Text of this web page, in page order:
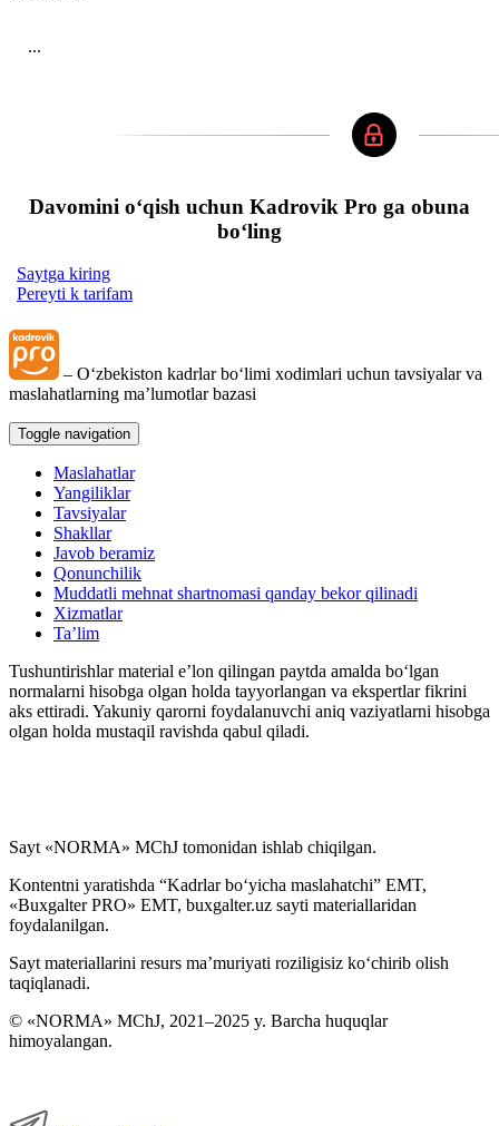
...
Davomini oʻqish uchun Kadrovik Pro ga obuna
boʻling
Saytga kiring
Pereyti k tarifam
– Oʻzbekiston kadrlar boʻlimi хodimlari uchun tavsiyalar va
maslahatlarning ma’lumotlar bazasi
Toggle navigation
Maslahatlar
Yangiliklar
Tavsiyalar
Shakllar
Javob beramiz
Qonunchilik
Muddatli mehnat shartnomasi qanday bekor qilinadi
Xizmatlar
Ta’lim
Tushuntirishlar material e’lon qilingan paytda amalda boʻlgan
normalarni hisobga olgan holda tayyorlangan va ekspertlar fikrini
aks ettiradi. Yakuniy qarorni foydalanuvchi aniq vaziyatlarni hisobga
olgan holda mustaqil ravishda qabul qiladi.
Sayt «NORMA» MChJ tomonidan ishlab chiqilgan.
Kontentni yaratishda “Kadrlar boʻyicha maslahatchi” EMT,
«Buxgalter PRO» EMT, buxgalter.uz sayti materiallaridan
foydalanilgan.
Sayt materiallarini resurs ma’muriyati roziligisiz koʻchirib olish
taqiqlanadi.
© «NORMA» MChJ, 2021–2025 y. Barcha huquqlar
himoyalangan.